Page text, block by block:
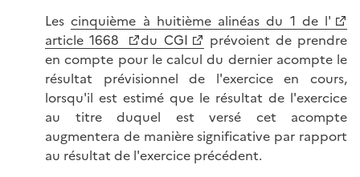
Lescinquième à huitième alinéas du 1 de l'
article 1668
du CGI
prévoient de prendre
en compte pour le calcul du dernier acompte le
résultat prévisionnel de l'exercice en cours,
lorsqu'il est estimé que le résultat de l'exercice
au titre duquel est versé cet acompte
augmentera de manière significative par rapport
au résultat de l'exercice précédent.